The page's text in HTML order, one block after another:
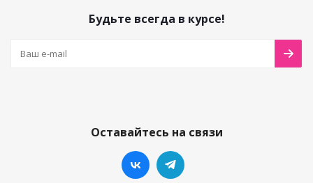
Будьте всегда в курсе!
Оставайтесь на связи